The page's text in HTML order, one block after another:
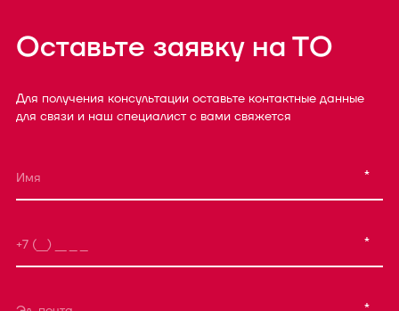
Оставьте заявку на ТО
Для получения консультации оставьте контактные данные
для связи и наш специалист с вами свяжется
*
*